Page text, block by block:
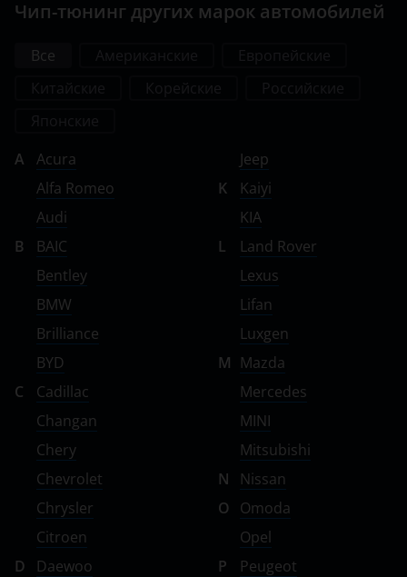
Чип-тюнинг других марок автомобилей
Все
A
Acura
Alfa Romeo
Audi
B
BAIC
Bentley
BMW
Brilliance
BYD
C
Cadillac
Changan
Chery
Chevrolet
Chrysler
Citroen
D
Daewoo
Jeep
K
Kaiyi
KIA
L
Land Rover
Lexus
Lifan
Luxgen
M Mazda
Mercedes
MINI
Mitsubishi
N
Nissan
O
Omoda
Opel
P
Peugeot